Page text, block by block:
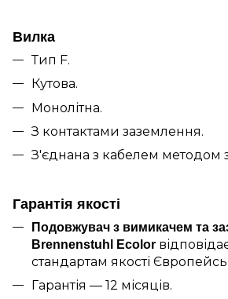
Вилка
Тип F.
Кутова.
Монолітна.
З контактами заземлення.
З'єднана з кабелем методом
Гарантія якості
Подовжувач з вимикачем та
Brennenstuhl Ecolor
стандартам якості
Гарантія — 12 місяців.